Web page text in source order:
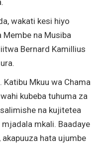
wakati kesi hiyo
Membe na Musiba
Bernard Kamillius
Mkuu wa Chama
kubeba tuhuma za
na kujitetea
mkali. Baadaye
hata ujumbe